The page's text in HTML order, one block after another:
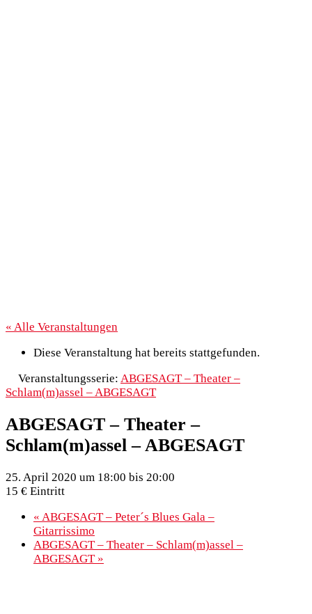
« Alle Veranstaltungen
Diese Veranstaltung hat bereits stattgefunden.
Veranstaltungsserie: ABGESAGT – Theater –
Schlam(m)assel – ABGESAGT
ABGESAGT – Theater –
Schlam(m)assel – ABGESAGT
25. April 2020 um 18:00 bis 20:00
15 € Eintritt
« ABGESAGT – Peter´s Blues Gala –
Gitarrissimo
ABGESAGT – Theater – Schlam(m)assel –
ABGESAGT »